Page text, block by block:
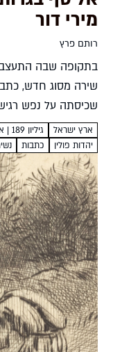
מירי דור
רותם פרץ
בתקופה שבה
שירה מסוג חדש,
שכיסתה על נפש
משוררת לא מוכרת
ארץ ישראל גיליון 189 | אדר/ניסן תשפ״ו
יהדות פולין
כתבות